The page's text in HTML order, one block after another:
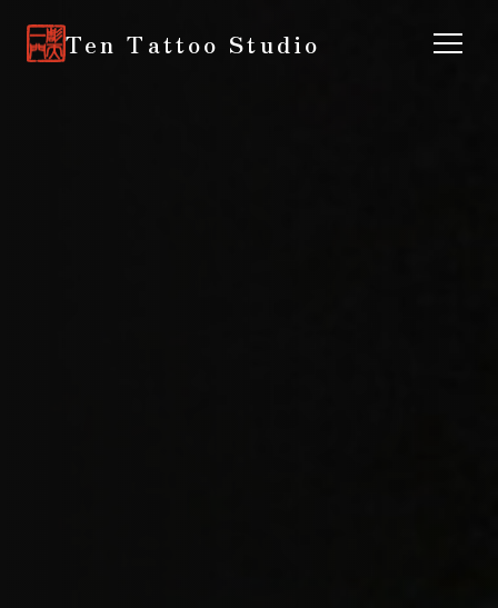
Ten Tattoo Studio